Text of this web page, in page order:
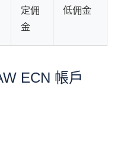
定佣
金
低佣金
ECN 帳戶